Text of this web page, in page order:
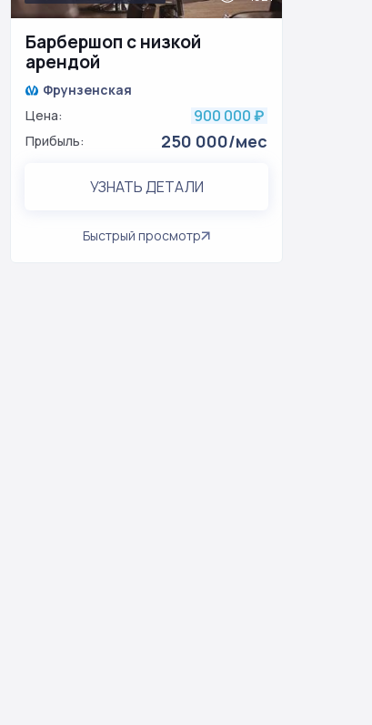
Барбершоп с низкой
арендой
Фрунзенская
Цена:
900 000 ₽
Прибыль: 250 000/мес
УЗНАТЬ ДЕТАЛИ
Быстрый просмотр